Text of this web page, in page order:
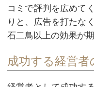
コミで評判を広めて
りと、広告を打たな
石二鳥以上の効果が
成功する経営者